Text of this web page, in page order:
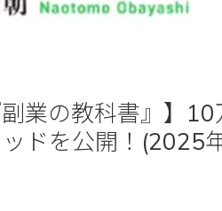
副業の教科書』】
ドを公開！(2025